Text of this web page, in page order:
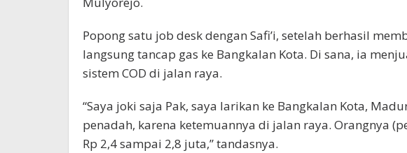
Popong satu job desk dengan Safi’i, setelah berhasil
langsung tancap gas ke Bangkalan Kota. Di sana, ia
sistem COD di jalan raya.
“Saya joki saja Pak, saya larikan ke Bangkalan Kota,
penadah, karena ketemuannya di jalan raya. Orangnya
Rp 2,4 sampai 2,8 juta,” tandasnya.